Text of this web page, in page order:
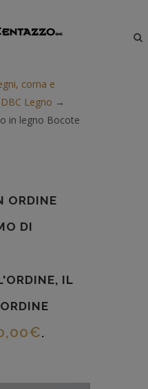
corna e
DBC Legno →
in legno Bocote
ORDINE
DI
IL
€.